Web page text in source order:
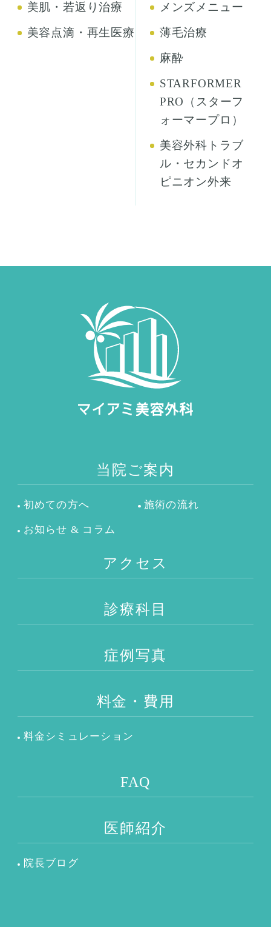
美肌・若返り治療
美容点滴・再生医療
メンズメニュー
薄毛治療
麻酔
STARFORMER
PRO（スターフ
ォーマープロ）
美容外科トラブ
ル・セカンドオ
ピニオン外来
当院ご案内
初めての方へ 施術の流れ
お知らせ & コラム
アクセス
診療科目
症例写真
料金・費用
料金シミュレーション
FAQ
医師紹介
院長ブログ